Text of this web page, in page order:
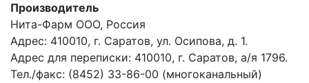
Производитель
Нита-Фарм ООО, Россия
Адрес: 410010, г. Саратов, ул. Осипова, д. 1.
Адрес для переписки: 410010, г. Саратов, а/я 1796.
Тел./факс: (8452) 33-86-00 (многоканальный)